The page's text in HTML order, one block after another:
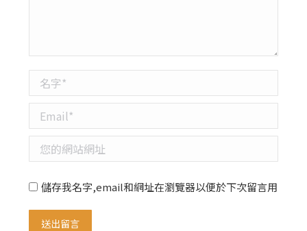
名字 *
Email *
您的網站網址
儲存我名字,email和網址在瀏覽器以便於下次留言用
送出留言